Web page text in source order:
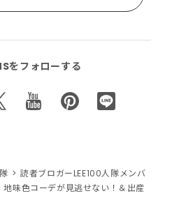
をフォローする
読者ブロガーLEE100人隊メンバ
】地味色コーデが見逃せない！＆出産